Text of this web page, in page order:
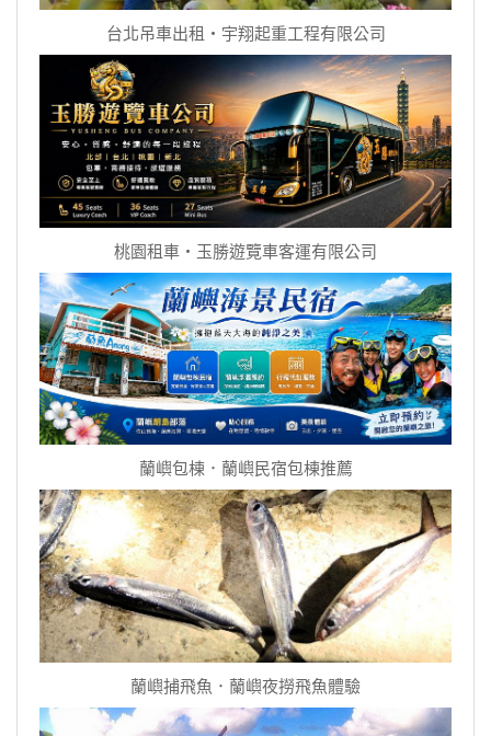
台北吊車出租‧宇翔起重工程有限公司
桃園租車‧玉勝遊覽車客運有限公司
蘭嶼包棟．蘭嶼民宿包棟推薦
蘭嶼捕飛魚．蘭嶼夜撈飛魚體驗